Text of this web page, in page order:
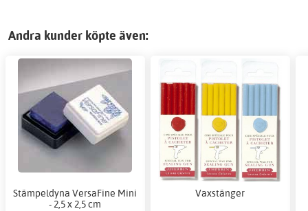
Andra kunder köpte även:
Stämpeldyna VersaFine Mini
- 2,5 x 2,5 cm
Vaxstänger